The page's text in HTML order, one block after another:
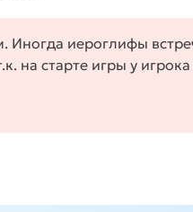
Иногда иероглифы
на старте игры у